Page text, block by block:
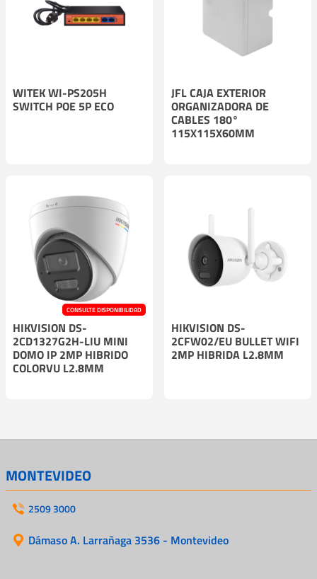
WITEK WI-PS205H
SWITCH POE 5P ECO
JFL CAJA EXTERIOR
ORGANIZADORA DE
CABLES 180°
115X115X60MM
CONSULTE DISPONIBILIDAD
HIKVISION DS-
2CD1327G2H-LIU MINI
DOMO IP 2MP HIBRIDO
COLORVU L2.8MM
HIKVISION DS-
2CFW02/EU BULLET WIFI
2MP HIBRIDA L2.8MM
MONTEVIDEO
2509 3000
Dámaso A. Larrañaga 3536 - Montevideo